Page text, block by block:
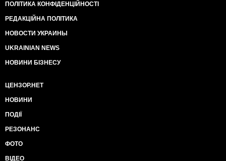
ПОЛІТИКА КОНФІДЕНЦІЙНОСТІ
РЕДАКЦІЙНА ПОЛІТИКА
НОВОСТИ УКРАИНЫ
UKRAINIAN NEWS
НОВИНИ БІЗНЕСУ
ЦЕНЗОР.НЕТ
НОВИНИ
ПОДІЇ
РЕЗОНАНС
ФОТО
ВІДЕО